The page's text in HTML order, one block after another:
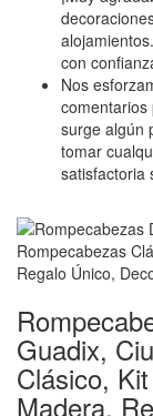
con
Nos
comentarios
surge algún
tomar
satisfactoria
Guadix,
Clásico,
Madera,